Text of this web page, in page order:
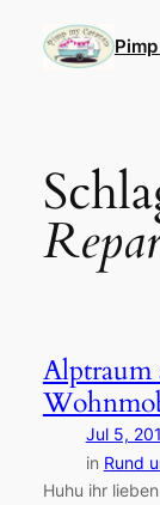
Alptraum
Jul 5,
in Rund
Huhu ihr